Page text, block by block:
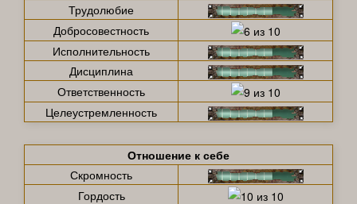
Трудолюбие
Добросовестность
Исполнительность
Дисциплина
Ответственность
Целеустремленность
Отношение к себе
Скромность
Гордость